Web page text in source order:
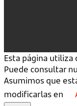
Esta página utiliza
Puede consultar
Asumimos que
modificarlas en